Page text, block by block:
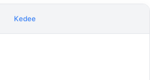
Kedee